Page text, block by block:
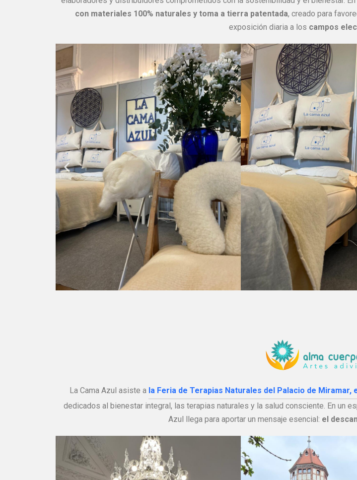
con materiales 100% naturales y toma a tierra patentada, creado para
exposición diaria a los campos
La Cama Azul asiste a la Feria de Terapias Naturales del Palacio de Miramar,
dedicados al bienestar integral, las terapias naturales y la salud consciente. En un
Azul llega para aportar un mensaje esencial: el